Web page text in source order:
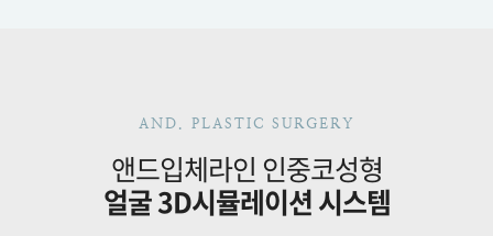
AND. PLASTIC SURGERY
앤드입체라인 인중코성형
얼굴 3D시뮬레이션 시스템